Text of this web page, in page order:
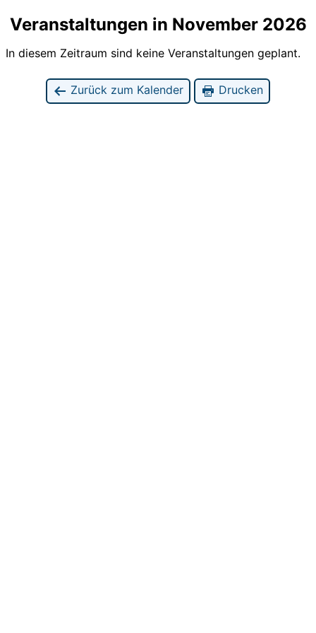
Veranstaltungen in November 2026
In diesem Zeitraum sind keine Veranstaltungen geplant.
Zurück zum Kalender Drucken